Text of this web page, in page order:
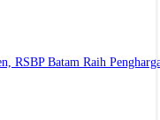
RSBP Batam Raih